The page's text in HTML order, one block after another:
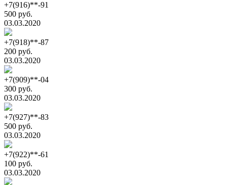
+7(916)**-91
500 руб.
03.03.2020
+7(918)**-87
200 руб.
03.03.2020
+7(909)**-04
300 руб.
03.03.2020
+7(927)**-83
500 руб.
03.03.2020
+7(922)**-61
100 руб.
03.03.2020